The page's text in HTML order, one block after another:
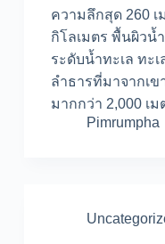
ความลึกสุด 260
กิโลเมตร พื้นผิวน้
ระดับน้ำทะเล ทะ
ลำธารที่มาจากเ
มากกว่า 2,000 เ
Pimrumpha